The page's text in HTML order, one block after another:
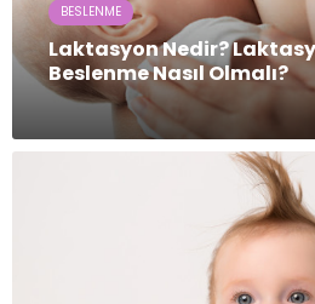
BESLENME
Laktasyon Nedir?
Beslenme Nasıl Olmalı?